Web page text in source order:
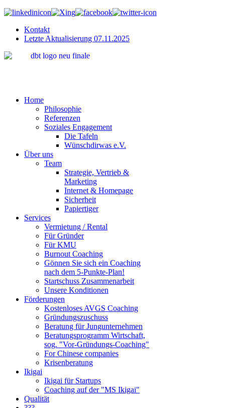
Kontakt
Letzte Aktualisierung 07.11.2025
"Wir
Home
Philosophie
Referenzen
Soziales Engagement
Die Tafeln
Wünschdirwas e.V.
Über uns
Team
Strategie, Vertrieb &
Marketing
Internet & Homepage
Sicherheit
Papiertiger
Services
Vermietung / Rental
Für Gründer
Für KMU
Burnout Coaching
Gönnen Sie sich ein Coaching
nach dem 5-Punkte-Plan!
Startschuss Zusammenarbeit
Unsere Konditionen
Förderungen
Kostenloses AVGS Coaching
Gründungszuschuss
Beratung für Jungunternehmen
Beratungsprogramm Wirtschaft,
sog. "Vor-Gründungs-Coaching"
For Chinese companies
Krisenberatung
Ikigai
Ikigai für Startups
Coaching auf der "MS Ikigai"
Qualität